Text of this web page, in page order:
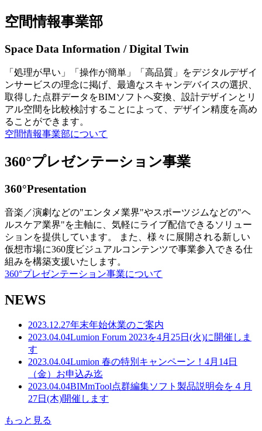
空間情報事業部
Space Data Information / Digital Twin
「処理が早い」「操作が簡単」「高品質」をデジタルデザイ
ンサービスの理念に掲げ、最適なスキャンデバイスの選択、
取得した点群データをBIMソフトへ変換、設計デザインとリ
アル空間を比較検討することによって、デザイン精度を高め
ることができます。
空間情報事業部について
360°プレゼンテーション事業
360°Presentation
音楽／演劇などの"エンタメ業界"やスポーツジムなどの"ヘ
ルスケア業界"を主軸に、気軽にライブ配信できるソリュー
ションを提供しています。 また、様々に展開される新しい
仮想市場に360度ビジュアルコンテンツで事業参入できる仕
組みを構築支援いたします。
360°プレゼンテーション事業について
NEWS
2023.12.27年末年始休業のご案内
2023.04.04Lumion Forum 2023を4月25日(火)に開催しま
す
2023.04.04Lumion 春の特別キャンペーン！4月14日
（金）お申込み迄
2023.04.04BIMmTool点群編集ソフト製品説明会を４月
27日(木)開催します
もっと見る